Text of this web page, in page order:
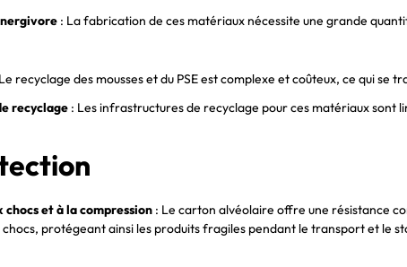
: La fabrication de ces matériaux nécessite une grande
recyclage des mousses et du PSE est complexe et coûteux, ce qui se
recyclage : Les infrastructures de recyclage pour ces matériaux sont
et à la compression : Le carton alvéolaire offre une résistance
protégeant ainsi les produits fragiles pendant le transport et le